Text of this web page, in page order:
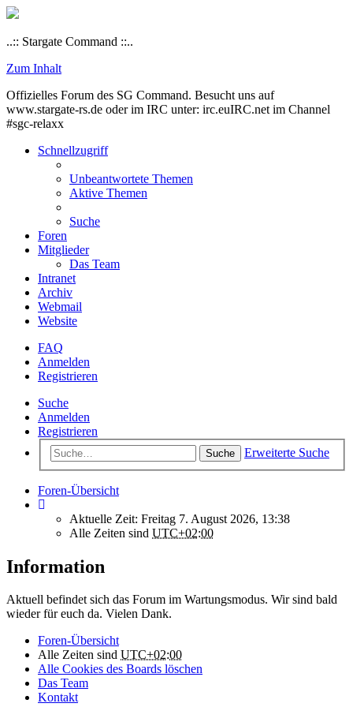
..:: Stargate Command ::..
Zum Inhalt
Offizielles Forum des SG Command. Besucht uns auf
www.stargate-rs.de oder im IRC unter: irc.euIRC.net im Channel
#sgc-relaxx
Schnellzugriff
Unbeantwortete Themen
Aktive Themen
Suche
Foren
Mitglieder
Das Team
Intranet
Archiv
Webmail
Website
FAQ
Anmelden
Registrieren
Suche
Anmelden
Registrieren
Suche Erweiterte Suche
Foren-Übersicht
Aktuelle Zeit: Freitag 7. August 2026, 13:38
Alle Zeiten sind UTC+02:00
Information
Aktuell befindet sich das Forum im Wartungsmodus. Wir sind bald
wieder für euch da. Vielen Dank.
Foren-Übersicht
Alle Zeiten sind UTC+02:00
Alle Cookies des Boards löschen
Das Team
Kontakt